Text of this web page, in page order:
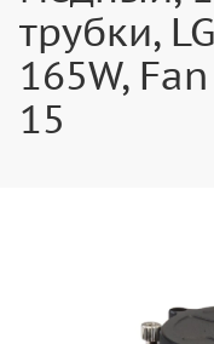
трубки,
165W,
15